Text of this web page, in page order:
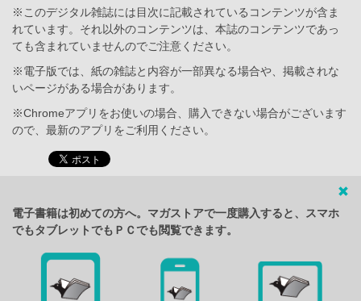
※このデジタル雑誌には目次に記載されているコンテンツが含ま
れています。それ以外のコンテンツは、本誌のコンテンツであっ
ても含まれていませんのでご注意ください。
※電子版では、紙の雑誌と内容が一部異なる場合や、掲載されな
いページがある場合があります。
※Chromeアプリをお使いの場合、購入できない場合がございます
ので、最新のアプリをご利用ください。
電子書籍は初めての方へ。マガストアで一度購入すると、スマホ
でもタブレットでもＰＣでも閲覧できます。